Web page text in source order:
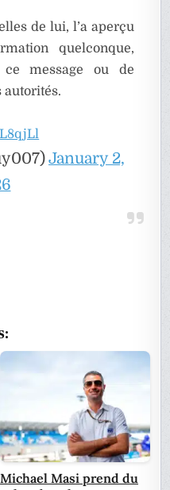
de lui, l’a aperçu
quelconque,
message ou de
autorités.
January 2,
Michael Masi prend du